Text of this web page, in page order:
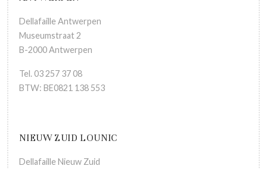
Dellafaille Antwerpen
Museumstraat 2
B-2000 Antwerpen
Tel. 03 257 37 08
BTW: BE0821 138 553
NIEUW ZUID LOUNIC
Dellafaille Nieuw Zuid